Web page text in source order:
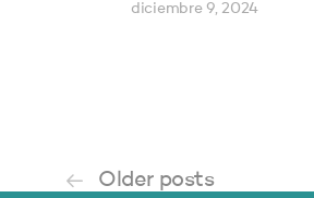
diciembre 9, 2024
Older posts